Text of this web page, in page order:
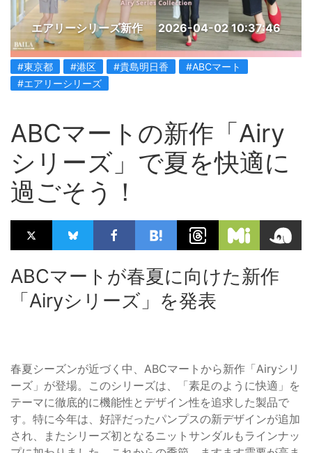
エアリーシリーズ新作 2026-04-02 10:37:46
#東京都 #港区 #貴島明日香
#ABCマート
#エアリーシリーズ
ABCマートの新作「Airy
シリーズ」で夏を快適に
過ごそう！
ABCマートが春夏に向けた新作
「Airyシリーズ」を発表
春夏シーズンが近づく中、ABCマートから新作「Airyシリ
ーズ」が登場。このシリーズは、「素足のように快適」を
テーマに徹底的に機能性とデザイン性を追求した製品で
す。特に今年は、好評だったパンプスの新デザインが追加
され、またシリーズ初となるニットサンダルもラインナッ